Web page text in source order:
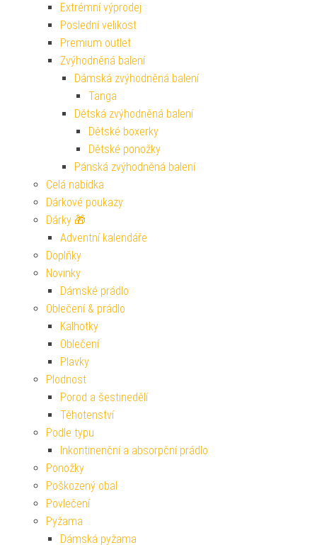
Extrémní výprodej
Poslední velikost
Premium outlet
Zvýhodněná balení
Dámská zvýhodněná balení
Tanga
Dětská zvýhodněná balení
Dětské boxerky
Dětské ponožky
Pánská zvýhodněná balení
Celá nabídka
Dárkové poukazy
Dárky 🎁
Adventní kalendáře
Doplňky
Novinky
Dámské prádlo
Oblečení & prádlo
Kalhotky
Oblečení
Plavky
Plodnost
Porod a šestinedělí
Těhotenství
Podle typu
Inkontinenční a absorpční prádlo
Ponožky
Poškozený obal
Povlečení
Pyžama
Dámská pyžama